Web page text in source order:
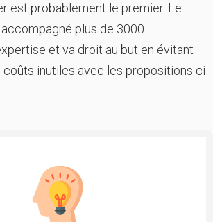
est probablement le premier. Le
plus de 3000.
et va droit au but en évitant
inutiles avec les propositions ci-